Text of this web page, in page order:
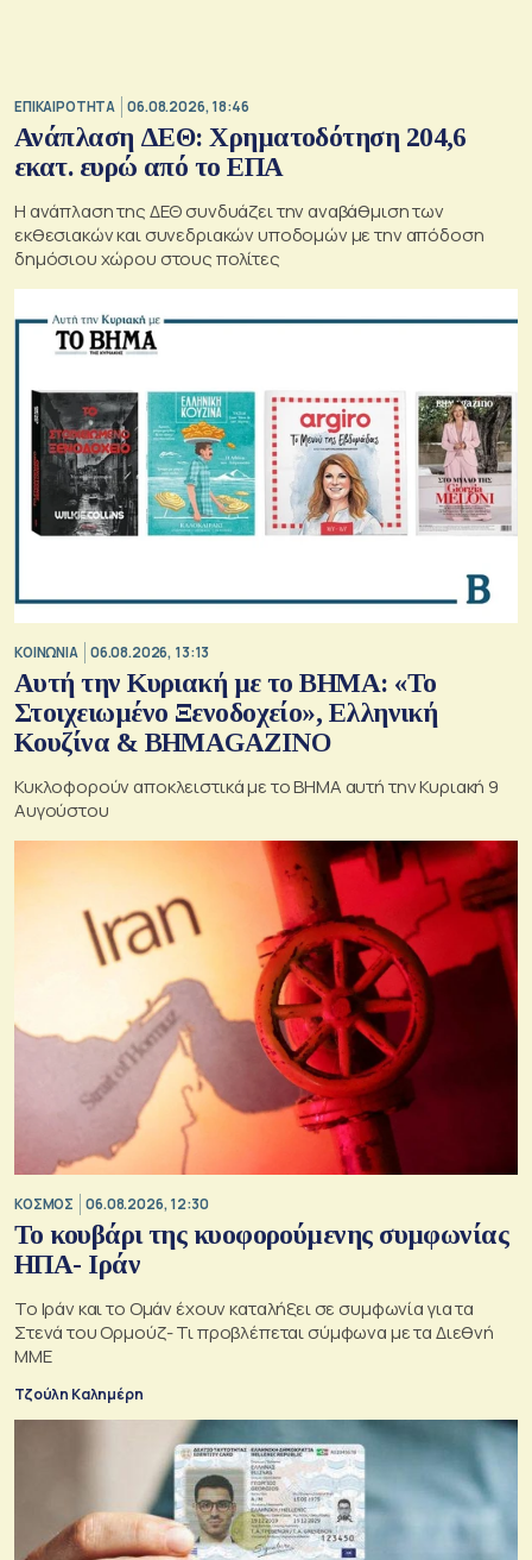
ΕΠΙΚΑΙΡΟΤΗΤΑ 06.08.2026, 18:46
Ανάπλαση ΔΕΘ: Χρηματοδότηση 204,6
εκατ. ευρώ από το ΕΠΑ
Η ανάπλαση της ΔΕΘ συνδυάζει την αναβάθμιση των
εκθεσιακών και συνεδριακών υποδομών με την απόδοση
δημόσιου χώρου στους πολίτες
ΚΟΙΝΩΝΙΑ 06.08.2026, 13:13
Αυτή την Κυριακή με το ΒΗΜΑ: «Το
Στοιχειωμένο Ξενοδοχείο», Ελληνική
Κουζίνα & ΒΗΜΑGAZINO
Κυκλοφορούν αποκλειστικά με το ΒΗΜΑ αυτή την Κυριακή 9
Αυγούστου
ΚΟΣΜΟΣ 06.08.2026, 12:30
Το κουβάρι της κυοφορούμενης συμφωνίας
ΗΠΑ- Ιράν
Το Ιράν και το Ομάν έχουν καταλήξει σε συμφωνία για τα
Στενά του Ορμούζ- Τι προβλέπεται σύμφωνα με τα Διεθνή
ΜΜΕ
Τζούλη Καλημέρη